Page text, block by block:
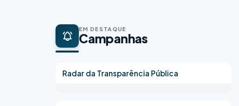
EM DESTAQUE
Campanhas
Radar da Transparência Pública